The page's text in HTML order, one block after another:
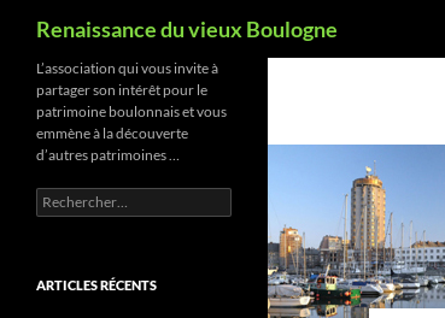
Aller
contenu
Renaissance du vieux Boulogne
L’association qui vous invite à
partager son intérêt pour le
patrimoine boulonnais et vous
emmène à la découverte
d’autres patrimoines …
Rechercher :
ARTICLES RÉCENTS